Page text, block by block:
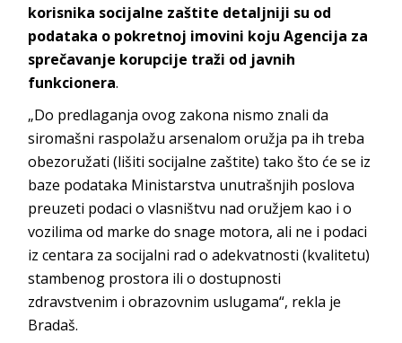
korisnika socijalne zaštite detaljniji su od
podataka o pokretnoj imovini koju Agencija za
sprečavanje korupcije traži od javnih
funkcionera.
„Do predlaganja ovog zakona nismo znali da
siromašni raspolažu arsenalom oružja pa ih treba
obezoružati (lišiti socijalne zaštite) tako što će se iz
baze podataka Ministarstva unutrašnjih poslova
preuzeti podaci o vlasništvu nad oružjem kao i o
vozilima od marke do snage motora, ali ne i podaci
iz centara za socijalni rad o adekvatnosti (kvalitetu)
stambenog prostora ili o dostupnosti
zdravstvenim i obrazovnim uslugama“, rekla je
Bradaš.